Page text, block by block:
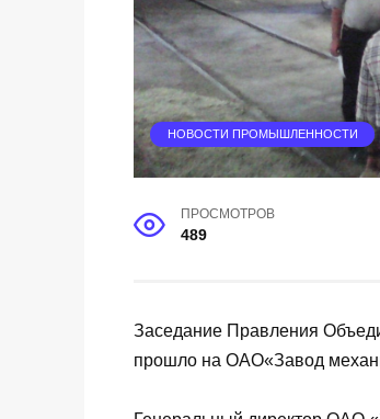
НОВОСТИ ПРОМЫШЛЕННОСТИ
ПРОСМОТРОВ
489
Заседание Правления
прошло на ОАО«Завод